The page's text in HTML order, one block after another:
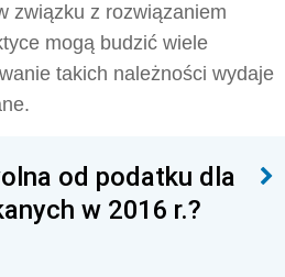
związku z rozwiązaniem
mogą budzić wiele
takich należności wydaje
od podatku dla
w 2016 r.?